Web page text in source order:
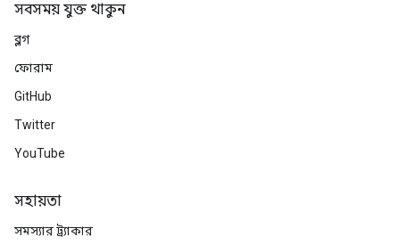
সবসময় যুক্ত থাকুন
ব্লগ
ফোরাম
GitHub
Twitter
YouTube
সহায়তা
সমস্যার ট্র্যাকার